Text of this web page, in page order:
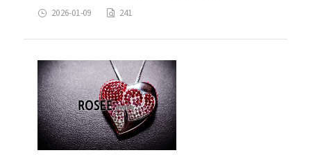
2026-01-09 241